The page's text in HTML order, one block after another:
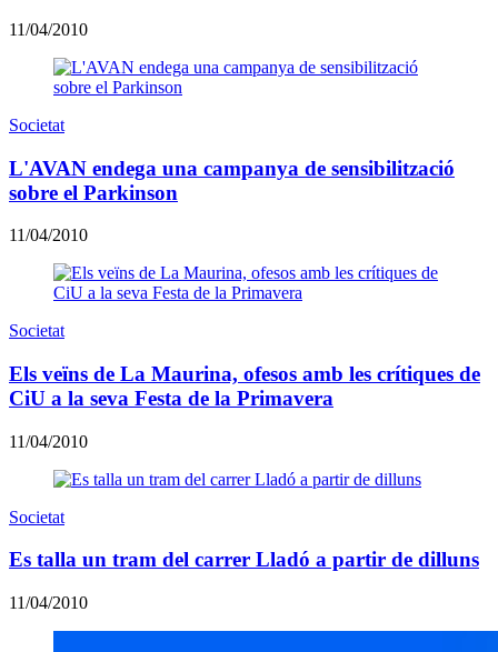
11/04/2010
Societat
L'AVAN endega una campanya de sensibilització
sobre el Parkinson
11/04/2010
Societat
Els veïns de La Maurina, ofesos amb les crítiques de
CiU a la seva Festa de la Primavera
11/04/2010
Societat
Es talla un tram del carrer Lladó a partir de dilluns
11/04/2010